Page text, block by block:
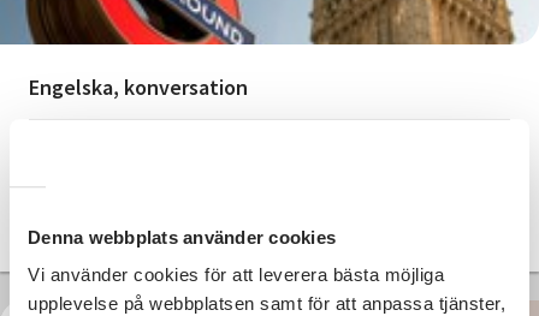
Denna webbplats använder cookies
Vi använder cookies för att leverera bästa möjliga
upplevelse på webbplatsen samt för att anpassa tjänster,
Engelska, konversation
Läs mer och anmäl